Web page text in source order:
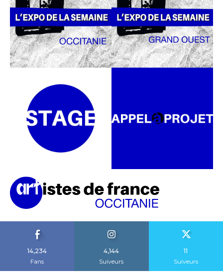
14,234
Fans
4,144
Suiveurs
11
Suiveurs